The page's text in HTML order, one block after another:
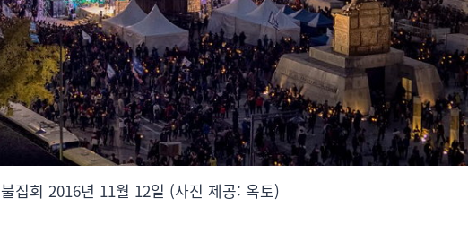
집회 2016년 11월 12일 (사진 제공: 옥토)